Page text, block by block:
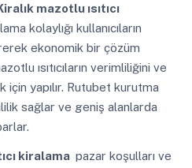
mazotlu ısıtıcı
kolaylığı kullanıcıların
ekonomik bir çözüm
ısıtıcıların verimliliğini ve
yapılır. Rutubet kurutma
sağlar ve geniş alanlarda
kiralama pazar koşulları ve